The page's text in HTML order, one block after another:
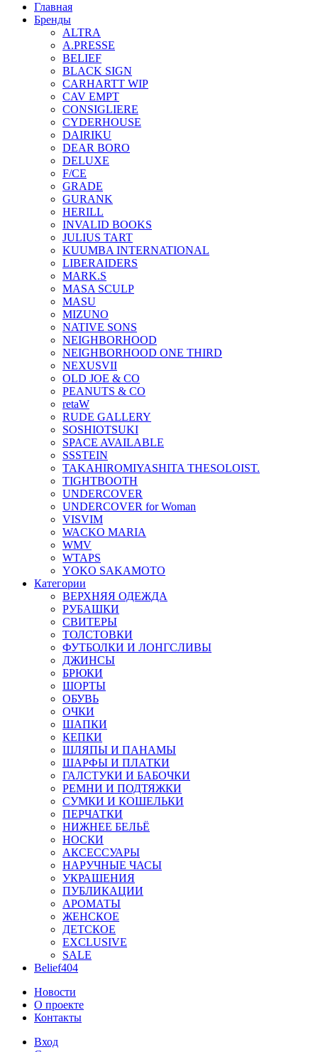
Главная
Бренды
ALTRA
A.PRESSE
BELIEF
BLACK SIGN
CARHARTT WIP
CAV EMPT
CONSIGLIERE
CYDERHOUSE
DAIRIKU
DEAR BORO
DELUXE
F/CE
GRADE
GURANK
HERILL
INVALID BOOKS
JULIUS TART
KUUMBA INTERNATIONAL
LIBERAIDERS
MARK.S
MASA SCULP
MASU
MIZUNO
NATIVE SONS
NEIGHBORHOOD
NEIGHBORHOOD ONE THIRD
NEXUSVII
OLD JOE & CO
PEANUTS & CO
retaW
RUDE GALLERY
SOSHIOTSUKI
SPACE AVAILABLE
SSSTEIN
TAKAHIROMIYASHITA THESOLOIST.
TIGHTBOOTH
UNDERCOVER
UNDERCOVER for Woman
VISVIM
WACKO MARIA
WMV
WTAPS
YOKO SAKAMOTO
Категории
ВЕРХНЯЯ ОДЕЖДА
РУБАШКИ
СВИТЕРЫ
ТОЛСТОВКИ
ФУТБОЛКИ И ЛОНГСЛИВЫ
ДЖИНСЫ
БРЮКИ
ШОРТЫ
ОБУВЬ
ОЧКИ
ШАПКИ
КЕПКИ
ШЛЯПЫ И ПАНАМЫ
ШАРФЫ И ПЛАТКИ
ГАЛСТУКИ И БАБОЧКИ
РЕМНИ И ПОДТЯЖКИ
СУМКИ И КОШЕЛЬКИ
ПЕРЧАТКИ
НИЖНЕЕ БЕЛЬЁ
НОСКИ
АКСЕССУАРЫ
НАРУЧНЫЕ ЧАСЫ
УКРАШЕНИЯ
ПУБЛИКАЦИИ
АРОМАТЫ
ЖЕНСКОЕ
ДЕТСКОЕ
EXCLUSIVE
SALE
Belief404
Новости
О проекте
Контакты
Вход